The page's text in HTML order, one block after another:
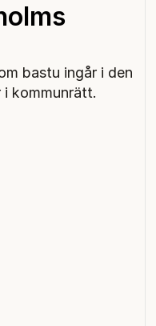
bastu ingår i den
i kommunrätt.